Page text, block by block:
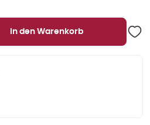
In den Warenkorb